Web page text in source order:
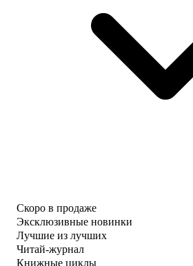
Скоро в продаже
Эксклюзивные новинки
Лучшие из лучших
Читай-журнал
Книжные циклы